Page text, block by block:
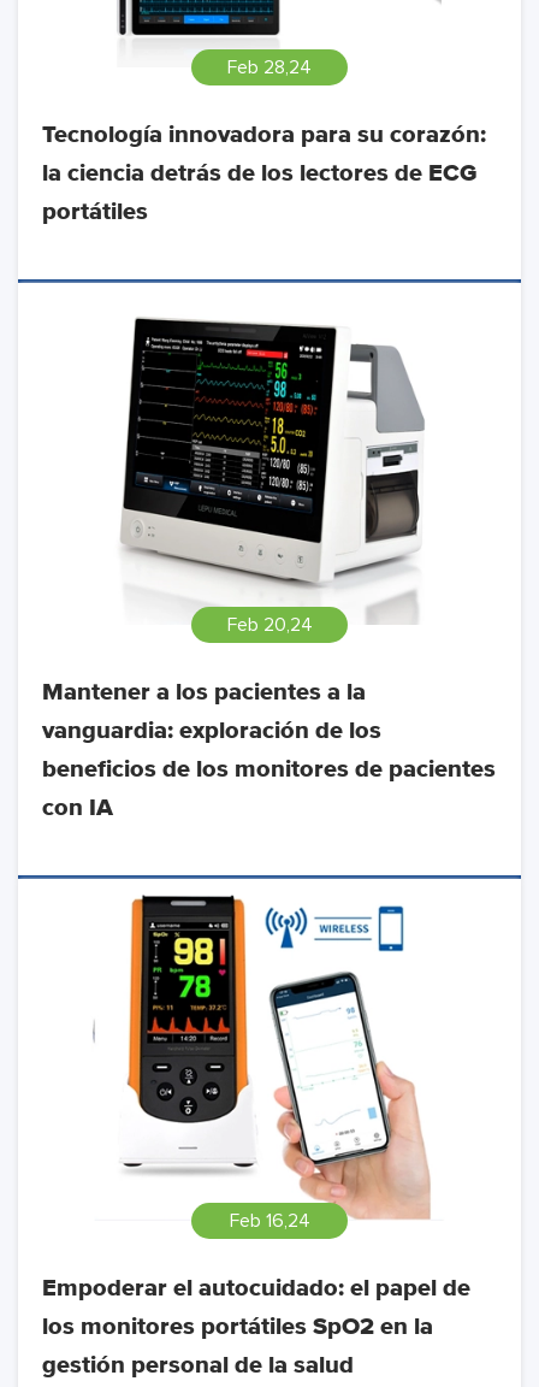
Feb 28,24
Tecnología innovadora para su corazón:
la ciencia detrás de los lectores de ECG
portátiles
Feb 20,24
Mantener a los pacientes a la
vanguardia: exploración de los
beneficios de los monitores de pacientes
con IA
Feb 16,24
Empoderar el autocuidado: el papel de
los monitores portátiles SpO2 en la
gestión personal de la salud